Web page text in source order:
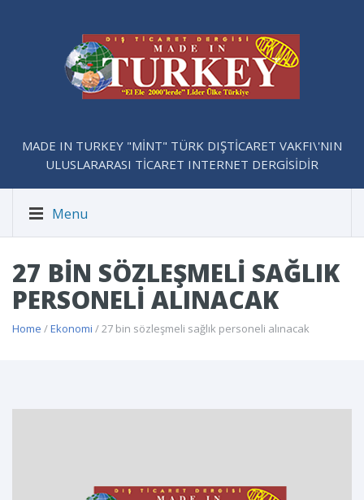
MADE IN TURKEY "MİNT" TÜRK DIŞTİCARET VAKFI\'NIN
ULUSLARARASI TİCARET INTERNET DERGİSİDİR
Menu
27 BIN SÖZLEŞMELI SAĞLIK
PERSONELI ALINACAK
Home /Ekonomi / 27 bin sözleşmeli sağlık personeli alınacak